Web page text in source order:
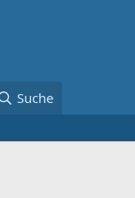
Suche